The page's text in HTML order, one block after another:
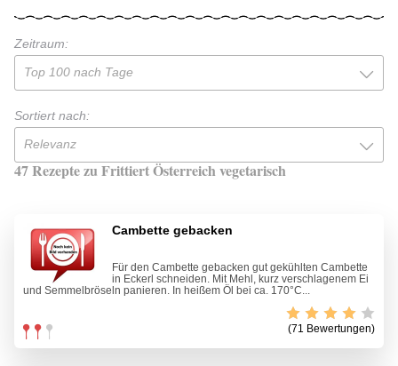
Zeitraum:
Top 100 nach Tage
Sortiert nach:
Relevanz
47 Rezepte zu Frittiert Österreich vegetarisch
Cambette gebacken
Für den Cambette gebacken gut gekühlten Cambette
in Eckerl schneiden. Mit Mehl, kurz verschlagenem Ei
und Semmelbröseln panieren. In heißem Öl bei ca. 170°C...
(71 Bewertungen)